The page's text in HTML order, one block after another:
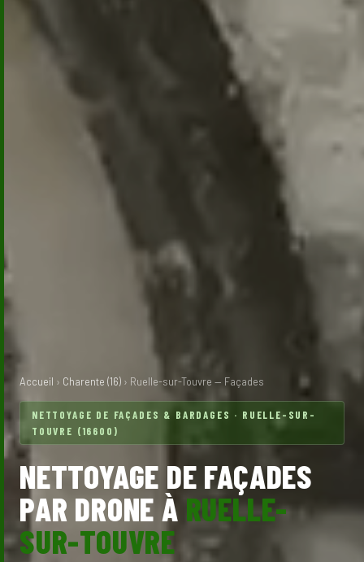
Accueil › Charente (16) › Ruelle-sur-Touvre — Façades
NETTOYAGE DE FAÇADES & BARDAGES · RUELLE-SUR-
TOUVRE (16600)
NETTOYAGE DE FAÇADES
PAR DRONE À RUELLE-
SUR-TOUVRE